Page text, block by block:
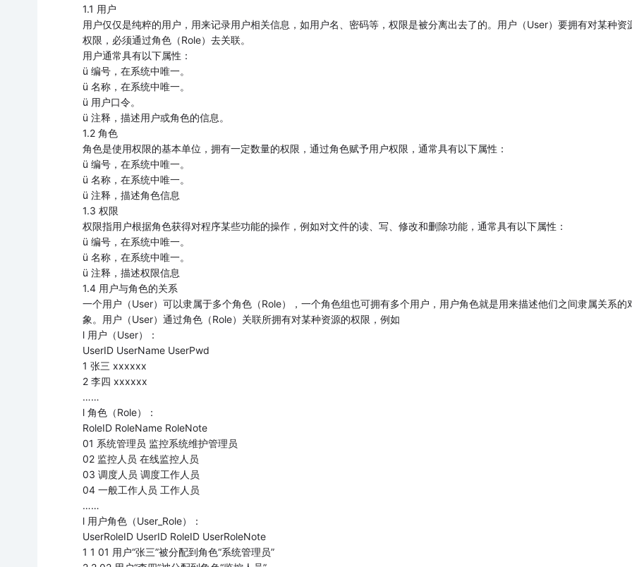
1.1 用户
用户仅仅是纯粹的用户，用来记录用户相关信息，如用户名、密码等，权限是被分离出去了的。用户（User）要拥有对某种资
权限，必须通过角色（Role）去关联。
用户通常具有以下属性：
ü 编号，在系统中唯一。
ü 名称，在系统中唯一。
ü 用户口令。
ü 注释，描述用户或角色的信息。
1.2 角色
角色是使用权限的基本单位，拥有一定数量的权限，通过角色赋予用户权限，通常具有以下属性：
ü 编号，在系统中唯一。
ü 名称，在系统中唯一。
ü 注释，描述角色信息
1.3 权限
权限指用户根据角色获得对程序某些功能的操作，例如对文件的读、写、修改和删除功能，通常具有以下属性：
ü 编号，在系统中唯一。
ü 名称，在系统中唯一。
ü 注释，描述权限信息
1.4 用户与角色的关系
一个用户（User）可以隶属于多个角色（Role），一个角色组也可拥有多个用户，用户角色就是用来描述他们之间隶属关系的
象。用户（User）通过角色（Role）关联所拥有对某种资源的权限，例如
l 用户（User）：
UserID UserName UserPwd
1 张三 xxxxxx
2 李四 xxxxxx
……
l 角色（Role）：
RoleID RoleName RoleNote
01 系统管理员 监控系统维护管理员
02 监控人员 在线监控人员
03 调度人员 调度工作人员
04 一般工作人员 工作人员
……
l 用户角色（User_Role）：
UserRoleID UserID RoleID UserRoleNote
1 1 01 用户“张三”被分配到角色“系统管理员”